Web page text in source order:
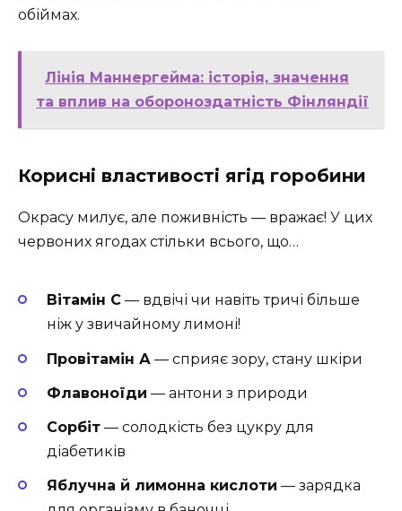
обіймах.
Лінія Маннергейма: історія, значення
та вплив на обороноздатність Фінляндії
Корисні властивості ягід горобини
Окрасу милує, але поживність — вражає! У цих
червоних ягодах стільки всього, що…
Вітамін С — вдвічі чи навіть тричі більше
ніж у звичайному лимоні!
Провітамін А — сприяє зору, стану шкіри
Флавоноїди — антони з природи
Сорбіт — солодкість без цукру для
діабетиків
Яблучна й лимонна кислоти — зарядка